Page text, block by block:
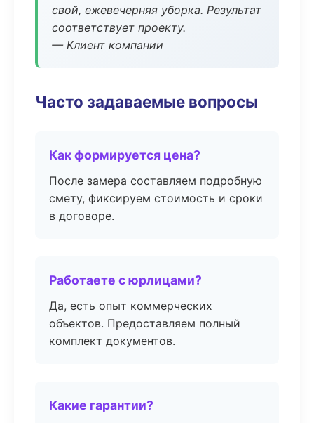
свой, ежевечерняя уборка. Результат
соответствует проекту.
— Клиент компании
Часто задаваемые вопросы
Как формируется цена?
После замера составляем подробную
смету, фиксируем стоимость и сроки
в договоре.
Работаете с юрлицами?
Да, есть опыт коммерческих
объектов. Предоставляем полный
комплект документов.
Какие гарантии?